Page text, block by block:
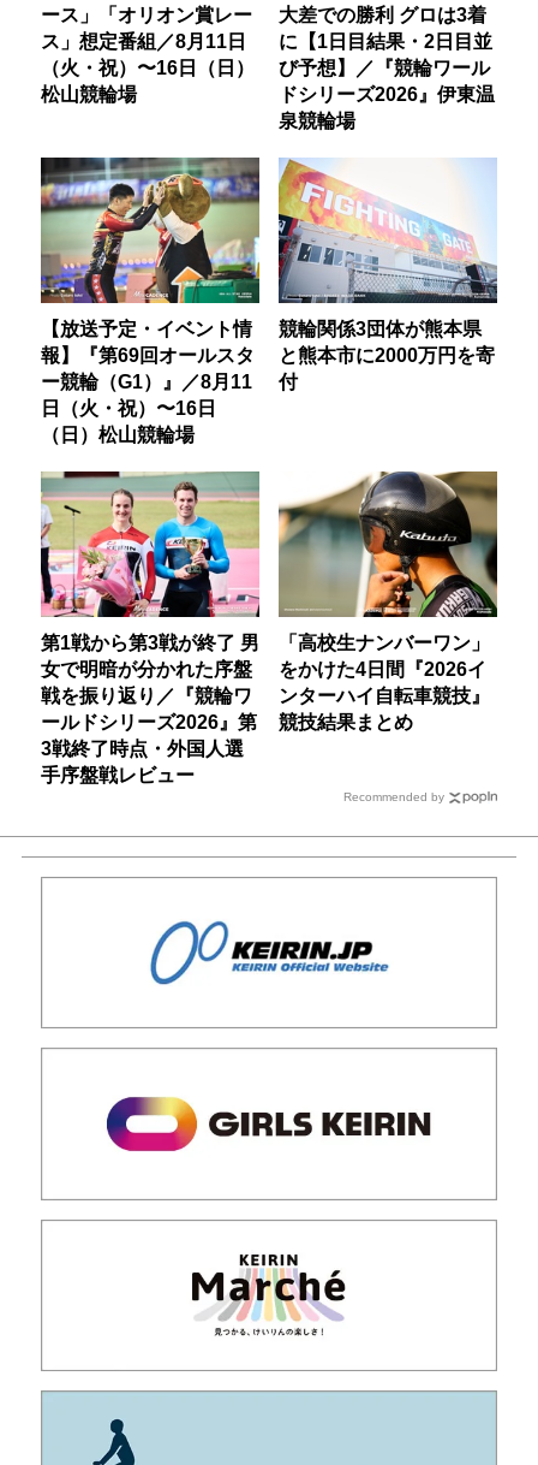
ース」「オリオン賞レー
ス」想定番組／8月11日
（火・祝）〜16日（日）
松山競輪場
大差での勝利 グロは3着
に【1日目結果・2日目並
び予想】／『競輪ワール
ドシリーズ2026』伊東温
泉競輪場
【放送予定・イベント情
報】『第69回オールスタ
ー競輪（G1）』／8月11
日（火・祝）〜16日
（日）松山競輪場
競輪関係3団体が熊本県
と熊本市に2000万円を寄
付
第1戦から第3戦が終了 男
女で明暗が分かれた序盤
戦を振り返り／『競輪ワ
ールドシリーズ2026』第
3戦終了時点・外国人選
手序盤戦レビュー
「高校生ナンバーワン」
をかけた4日間『2026イ
ンターハイ自転車競技』
競技結果まとめ
Recommended by